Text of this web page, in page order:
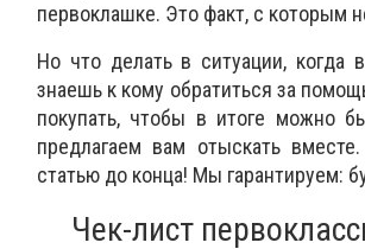
первоклашке. Это факт, с которым
Но что делать в ситуации, когда
знаешь к кому обратиться за
покупать, чтобы в итоге можно
предлагаем вам отыскать
статью до конца! Мы гарантируем:
Чек-лист